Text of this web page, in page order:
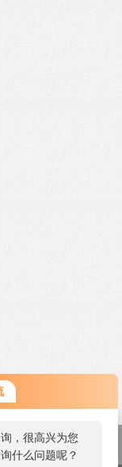
，很高兴为您
什么问题呢？